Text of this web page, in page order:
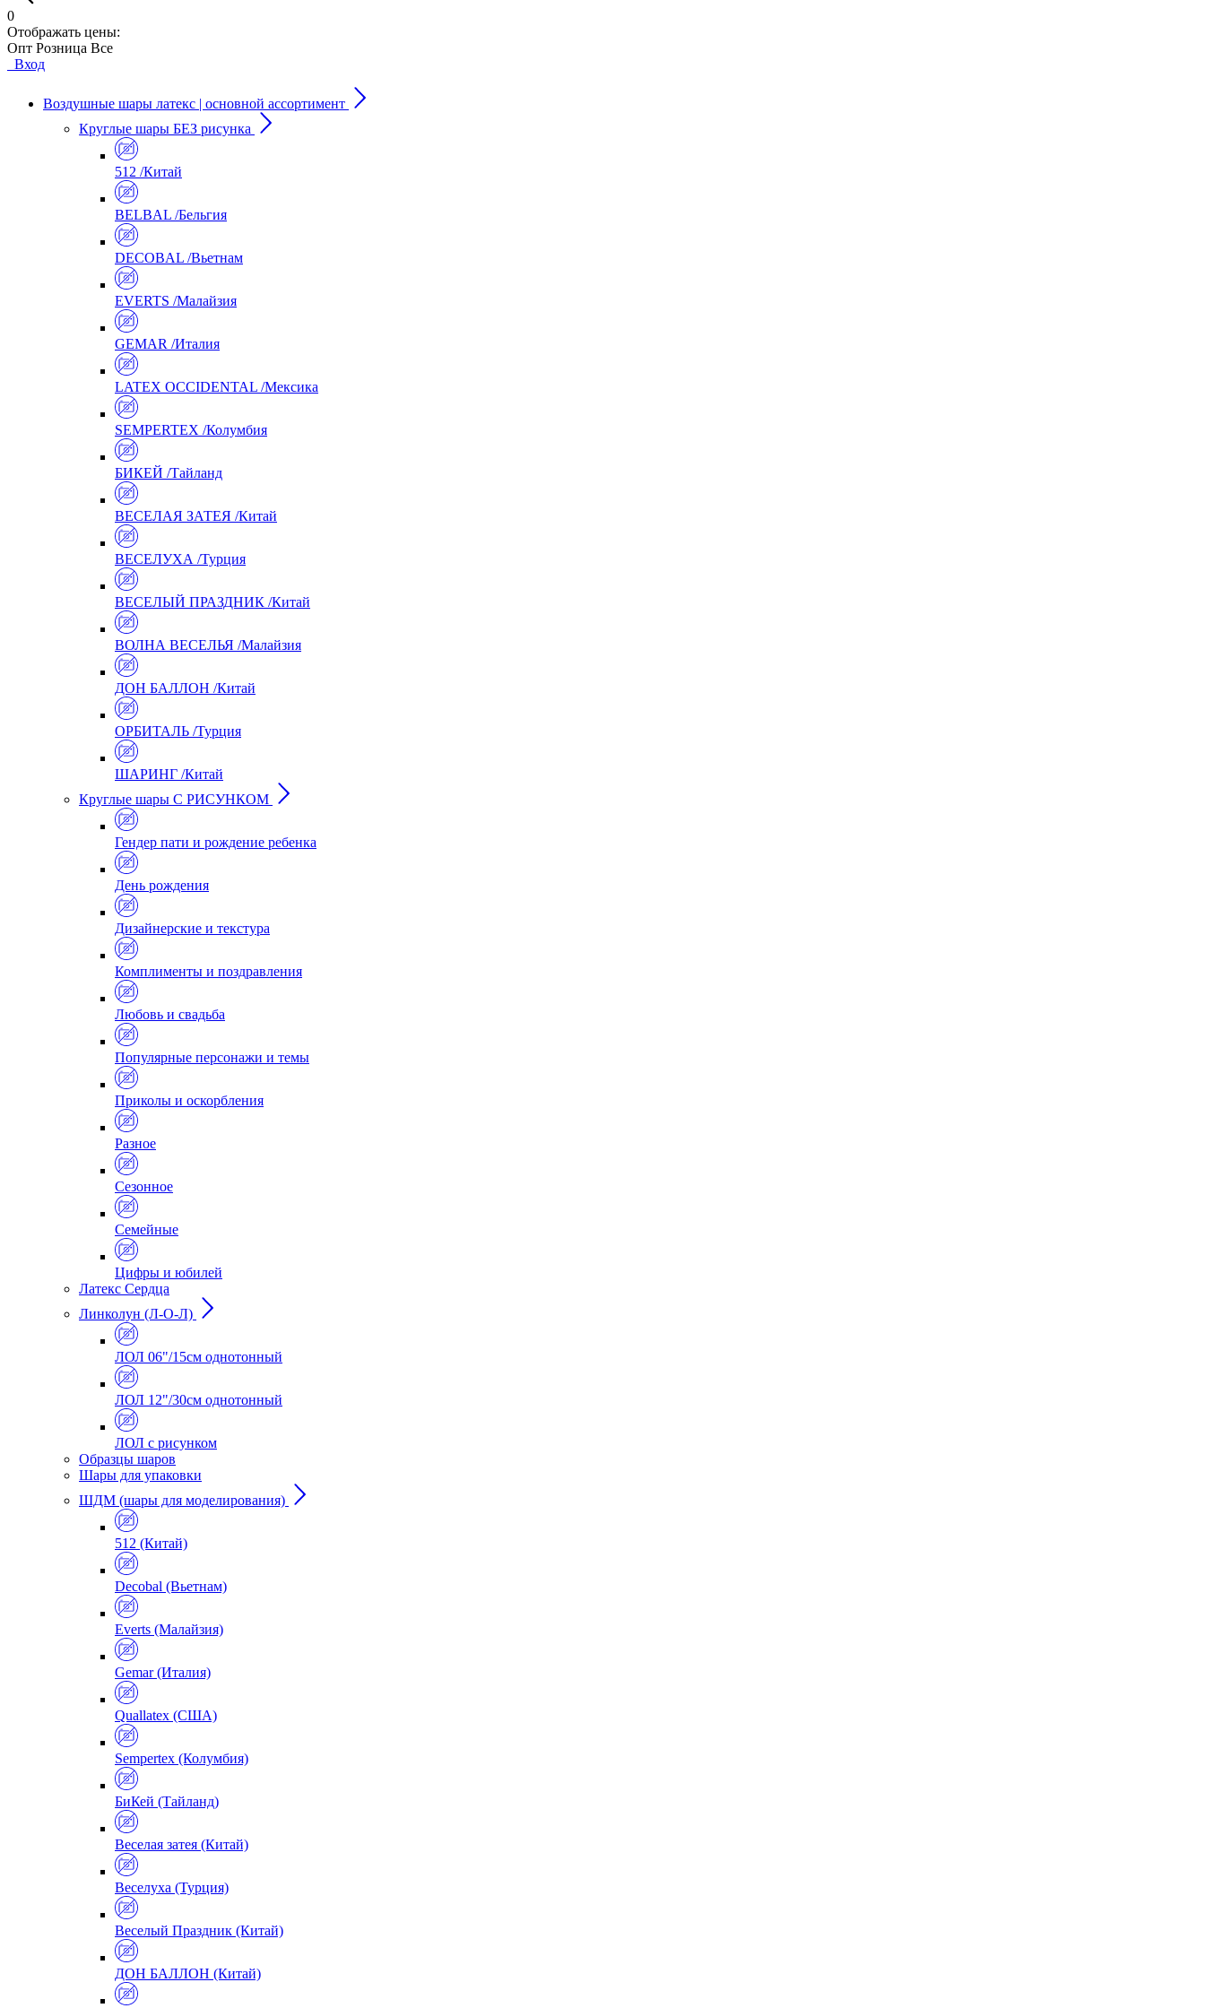
0
Отображать цены:
Опт Розница Все
Вход
Воздушные шары латекс | основной ассортимент
Круглые шары БЕЗ рисунка
512 /Китай
BELBAL /Бельгия
DECOBAL /Вьетнам
EVERTS /Малайзия
GEMAR /Италия
LATEX OCCIDENTAL /Мексика
SEMPERTEX /Колумбия
БИКЕЙ /Тайланд
ВЕСЕЛАЯ ЗАТЕЯ /Китай
ВЕСЕЛУХА /Турция
ВЕСЕЛЫЙ ПРАЗДНИК /Китай
ВОЛНА ВЕСЕЛЬЯ /Малайзия
ДОН БАЛЛОН /Китай
ОРБИТАЛЬ /Турция
ШАРИНГ /Китай
Круглые шары С РИСУНКОМ
Гендер пати и рождение ребенка
День рождения
Дизайнерские и текстура
Комплименты и поздравления
Любовь и свадьба
Популярные персонажи и темы
Приколы и оскорбления
Разное
Сезонное
Семейные
Цифры и юбилей
Латекс Сердца
Линколун (Л-О-Л)
ЛОЛ 06"/15см однотонный
ЛОЛ 12"/30см однотонный
ЛОЛ с рисунком
Образцы шаров
Шары для упаковки
ШДМ (шары для моделирования)
512 (Китай)
Decobal (Вьетнам)
Everts (Малайзия)
Gemar (Италия)
Quallatex (США)
Sempertex (Колумбия)
БиКей (Тайланд)
Веселая затея (Китай)
Веселуха (Турция)
Веселый Праздник (Китай)
ДОН БАЛЛОН (Китай)